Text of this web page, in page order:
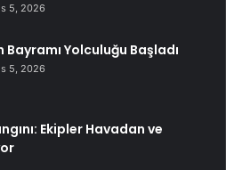
5, 2026
Bayramı Yolculuğu Başladı
5, 2026
Ekipler Havadan ve